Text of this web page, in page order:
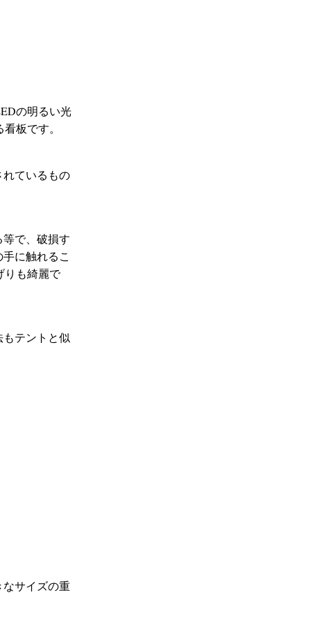
の明るい光
板です。
ているもの
で、破損す
に触れるこ
りも綺麗で
テントと似
サイズの重